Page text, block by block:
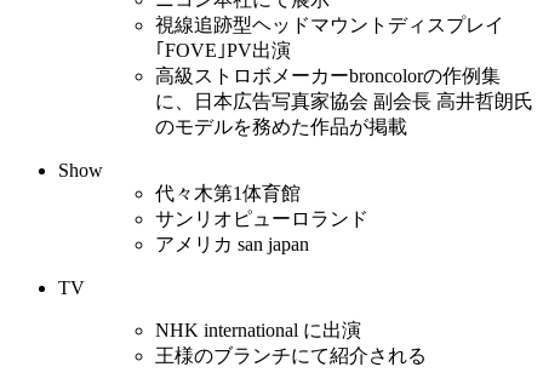
視線追跡型ヘッドマウントディスプレイ
｢FOVE｣PV出演
高級ストロボメーカーbroncolorの作例集
に、日本広告写真家協会 副会長 高井哲朗氏
のモデルを務めた作品が掲載
Show
代々木第1体育館
サンリオピューロランド
アメリカ san japan
TV
NHK international に出演
王様のブランチにて紹介される